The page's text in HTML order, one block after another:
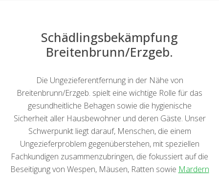
Schädlingsbekämpfung
Breitenbrunn/Erzgeb.
Die Ungezieferentfernung in der Nähe von
Breitenbrunn/Erzgeb. spielt eine wichtige Rolle für das
gesundheitliche Behagen sowie die hygienische
Sicherheit aller Hausbewohner und deren Gäste. Unser
Schwerpunkt liegt darauf, Menschen, die einem
Ungezieferproblem gegenüberstehen, mit speziellen
Fachkundigen zusammenzubringen, die fokussiert auf die
Beseitigung von Wespen, Mäusen, Ratten sowie Mardern